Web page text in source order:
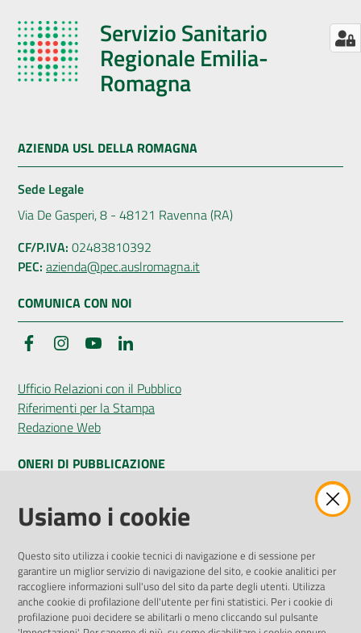
Servizio Sanitario
Regionale Emilia-
Romagna
AZIENDA USL DELLA ROMAGNA
Sede Legale
Via De Gasperi, 8 - 48121 Ravenna (RA)
CF/P.IVA: 02483810392
PEC: azienda@pec.auslromagna.it
COMUNICA CON NOI
FacebookInstagramYouTube
Ufficio Relazioni con il Pubblico
Riferimenti per la Stampa
Redazione Web
ONERI DI PUBBLICAZIONE
Amministrazione Trasparente
Pubblicità legale
Privacy Policy
Attuazione Misure PNRR
Liste di Attesa
Usiamo i cookie
Questo sito utilizza i cookie tecnici di navigazione e di sessione per
garantire un miglior servizio di navigazione del sito, e cookie analitici per
raccogliere informazioni sull'uso del sito da parte degli utenti. Utilizza
anche cookie di profilazione dell'utente per fini statistici. Per i cookie di
profilazione puoi decidere se abilitarli o meno cliccando sul pulsante